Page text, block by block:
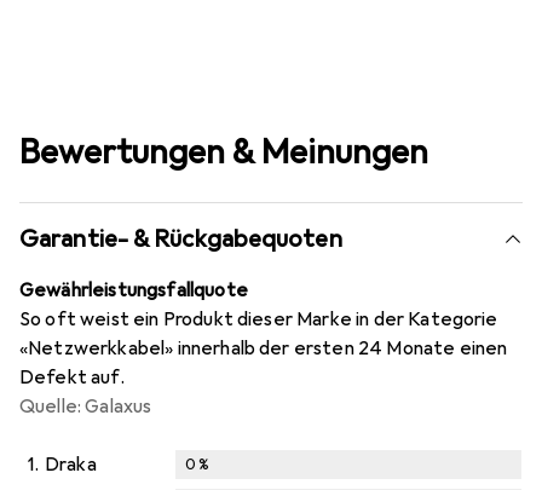
Bewertungen & Meinungen
Garantie- & Rückgabequoten
Gewährleistungsfallquote
So oft weist ein Produkt dieser Marke in der Kategorie
«Netzwerkkabel» innerhalb der ersten 24 Monate einen
Defekt auf.
Quelle: Galaxus
1. Draka 0%